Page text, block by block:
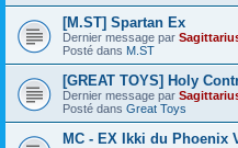
[M.ST] Spartan Ex
Dernier message par
Posté dans M.ST
[GREAT TOYS] Holy
Dernier message par
Posté dans Great Toys
MC - EX Ikki du Phoenix